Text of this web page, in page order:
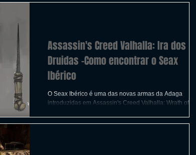
Assassin's Creed Valhalla: Ira dos
Druidas -Como encontrar o Seax
Ibérico
O Seax Ibérico é uma das novas armas da Adaga
introduzidas em Assassin's Creed Valhalla: Wrath of the